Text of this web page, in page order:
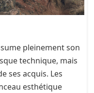
pleinement son
technique, mais
ses acquis. Les
esthétique